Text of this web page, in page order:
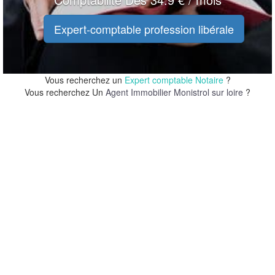
Expert-comptable profession libérale
Vous recherchez un Expert comptable Notaire?
Vous recherchez Un Agent Immobilier Monistrol sur loire ?